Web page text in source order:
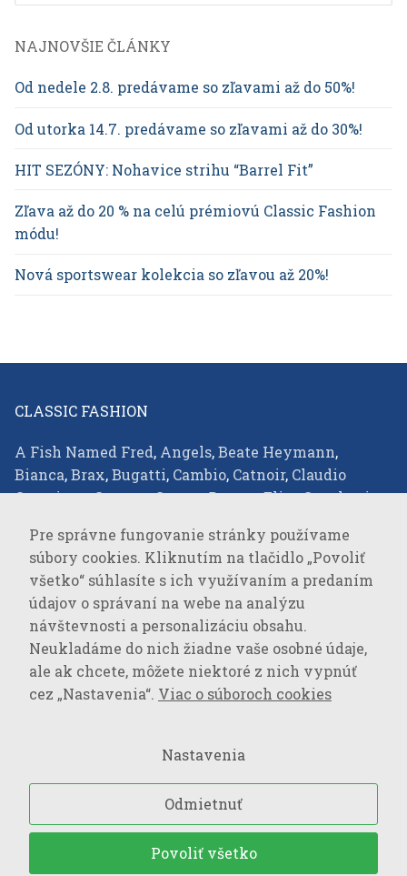
NAJNOVŠIE ČLÁNKY
Od nedele 2.8. predávame so zľavami až do 50%!
Od utorka 14.7. predávame so zľavami až do 30%!
HIT SEZÓNY: Nohavice strihu “Barrel Fit”
Zľava až do 20 % na celú prémiovú Classic Fashion
módu!
Nová sportswear kolekcia so zľavou až 20%!
CLASSIC FASHION
A Fish Named Fred, Angels,Beate Heymann,
Bianca,Brax,Bugatti, Cambio, Catnoir, Claudio
Campione,Comma,Covert,Desoto,Elisa Cavaletti,
JEANS,Joseph Ribkoff,LALA Berlin,Lisa
Campione,Loevenich,Marc Cain,Milestone,Monari
Oblique,Olsen,Parami,Pierre Cardin,R2
Amsterdam,Rockandblue,Roy Robson,Suri Frey
Vanguard
SPORTSWEAR
PME Legend,
Upraviť nastavenia súborov cookies
vyhradené © 2026 BENO
Pre správne fungovanie stránky používame
súbory cookies. Kliknutím na tlačidlo „Povoliť
všetko“ súhlasíte s ich využívaním a predaním
údajov o správaní na webe na analýzu
návštevnosti a personalizáciu obsahu.
Neukladáme do nich žiadne vaše osobné údaje,
ale ak chcete, môžete niektoré z nich vypnúť
cez „Nastavenia“. Viac o súboroch cookies
Nastavenia
Odmietnuť
Povoliť všetko